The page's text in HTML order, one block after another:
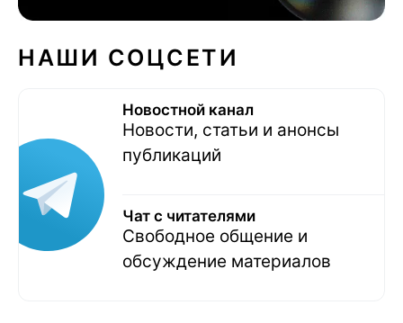
НАШИ СОЦСЕТИ
Новостной канал
Новости, статьи и анонсы
публикаций
Чат с читателями
Свободное общение и
обсуждение материалов